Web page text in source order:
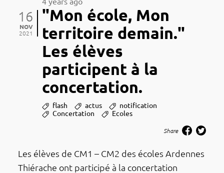
"Mon école, Mon
territoire demain."
Les élèves
participent à la
concertation.
16
NOV
2021
flash actus
notification
Concertation
Ecoles
Share
Les élèves de CM1 – CM2 des écoles Ardennes
Thié­­­rache ont parti­­­cipé à la concer­­­ta­­­tion